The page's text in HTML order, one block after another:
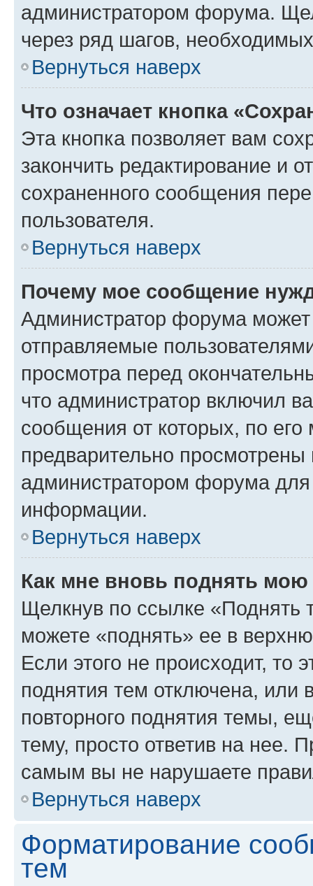
администратором форума.
через ряд шагов,
Вернуться наверх
Что означает кнопка
Эта кнопка позволяет вам
закончить редактирование и
сохраненного сообщения
пользователя.
Вернуться наверх
Почему мое сообщение
Администратор форума
отправляемые
просмотра перед
что администратор включил
сообщения от которых, по
предварительно
администратором форума
информации.
Вернуться наверх
Как мне вновь поднять мою
Щелкнув по ссылке «Поднять
можете «поднять» ее в
Если этого не происходит, то
поднятия тем отключена, или
повторного поднятия темы,
тему, просто ответив на нее.
самым вы не нарушаете
Вернуться наверх
Форматирование
тем